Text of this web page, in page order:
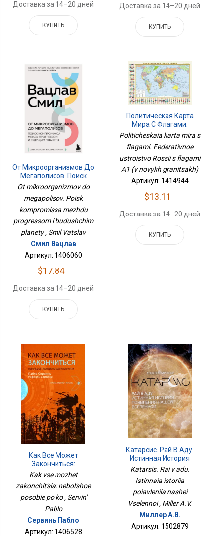
Доставка за 14–20 дней
КУПИТЬ
Доставка за 14–20 дней
КУПИТЬ
От Микроорганизмов До
Мегаполисов. Поиск
Компромисса Между
Прогрессом И Будущим
Планеты
Ot mikroorganizmov do
megapolisov. Poisk
kompromissa mezhdu
progressom i budushchim
planety , Smil Vatslav
Смил Вацлав
Артикул: 1406060
$17.84
Доставка за 14–20 дней
КУПИТЬ
Политическая Карта
Мира С Флагами.
Федеративное
Флагами А1 (в Новых
Границах)
Politicheskaia karta mira s
flagami. Federativnoe
ustroistvo Rossii s flagami
A1 (v novykh granitsakh)
Артикул: 1414944
$13.11
Доставка за 14–20 дней
КУПИТЬ
Как Все Может
Закончиться:
Небольшое Пособие По
Kak vse mozhet
zakonchit'sia: nebol'shoe
posobie po ko , Servin'
Pablo
Сервинь Пабло
Артикул: 1406528
Катарсис. Рай В Аду.
Истинная История
Появления Нашей
Katarsis. Rai v adu.
Istinnaia istoriia
poiavleniia nashei
Vselennoi , Miller A.V.
Миллер А.В.
Артикул: 1502879